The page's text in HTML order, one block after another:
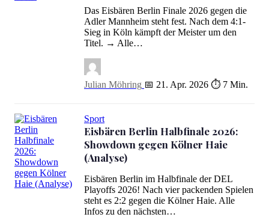
Eisbären Berlin Finale 2026: 4:1 in Köln – alle Termine & Tickets
Das Eisbären Berlin Finale 2026 gegen die
Adler Mannheim steht fest. Nach dem 4:1-
Sieg in Köln kämpft der Meister um den
Titel. → Alle…
Julian Möhring 📅 21. Apr. 2026 ⏱ 7 Min.
Eisbären Berlin Halbfinale 2026: Showdown gegen Kölner Haie
Sport
Eisbären Berlin Halbfinale 2026:
Showdown gegen Kölner Haie
(Analyse)
Eisbären Berlin im Halbfinale der DEL
Playoffs 2026! Nach vier packenden Spielen
steht es 2:2 gegen die Kölner Haie. Alle
Infos zu den nächsten…